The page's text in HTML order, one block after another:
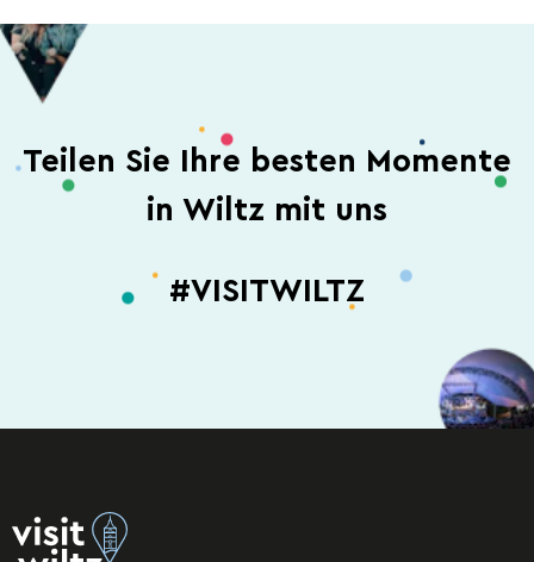
Teilen Sie Ihre besten Momente
in Wiltz mit uns
#VISITWILTZ